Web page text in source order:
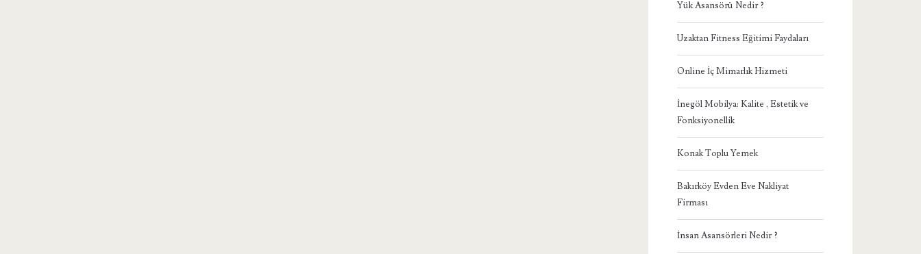
Yük Asansörü Nedir ?
Uzaktan Fitness Eğitimi Faydaları
Online İç Mimarlık Hizmeti
İnegöl Mobilya: Kalite , Estetik ve
Fonksiyonellik
Konak Toplu Yemek
Bakırköy Evden Eve Nakliyat
Firması
İnsan Asansörleri Nedir ?